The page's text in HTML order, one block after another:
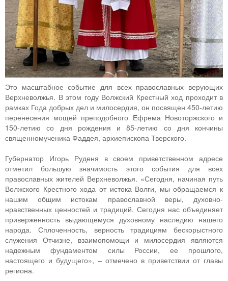
Это масштабное событие для всех православных верующих
Верхневолжья. В этом году Волжский Крестный ход проходит в
рамках Года добрых дел и милосердия, он посвящен 450-летию
перенесения мощей преподобного Ефрема Новоторжского и
150-летию со дня рождения и 85-летию со дня кончины
священномученика Фаддея, архиепископа Тверского.
Губернатор Игорь Руденя в своем приветственном адресе
отметил большую значимость этого события для всех
православных жителей Верхневолжья. «Сегодня, начиная путь
Волжского Крестного хода от истока Волги, мы обращаемся к
нашим общим истокам православной веры, духовно-
нравственных ценностей и традиций. Сегодня нас объединяет
приверженность выдающемуся духовному наследию нашего
народа. Сплоченность, верность традициям бескорыстного
служения Отчизне, взаимопомощи и милосердия являются
надежным фундаментом силы России, ее прошлого,
настоящего и будущего», – отмечено в приветствии от главы
региона.